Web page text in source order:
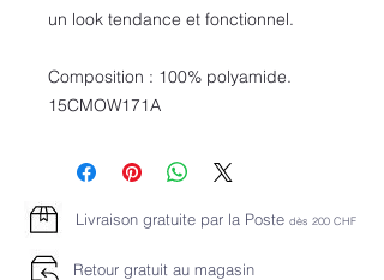
un look tendance et fonctionnel.
Composition : 100% polyamide.
15CMOW171A
Livraison gratuite par la Poste dès 200 CHF
Retour gratuit au magasin